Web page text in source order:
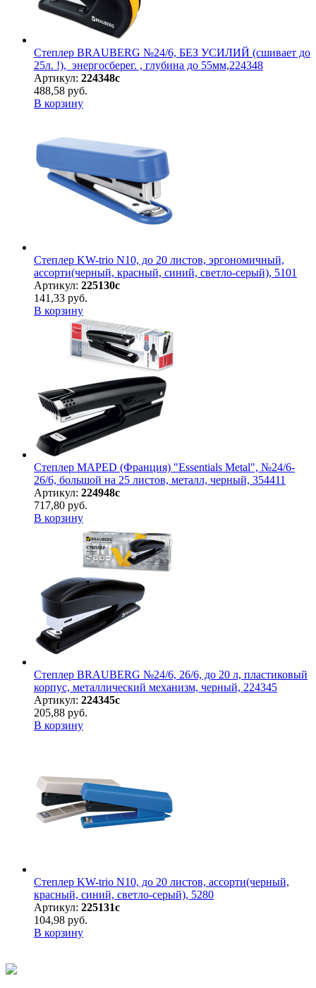
Степлер BRAUBERG №24/6, БЕЗ УСИЛИЙ (сшивает до
25л. !), энергосберег. , глубина до 55мм,224348
Артикул: 224348с
488,58 руб.
В корзину
Степлер KW-trio N10, до 20 листов, эргономичный,
ассорти(черный, красный, синий, светло-серый), 5101
Артикул: 225130с
141,33 руб.
В корзину
Степлер MAPED (Франция) "Essentials Metal", №24/6-
26/6, большой на 25 листов, металл, черный, 354411
Артикул: 224948с
717,80 руб.
В корзину
Степлер BRAUBERG №24/6, 26/6, до 20 л, пластиковый
корпус, металлический механизм, черный, 224345
Артикул: 224345с
205,88 руб.
В корзину
Степлер KW-trio N10, до 20 листов, ассорти(черный,
красный, синий, светло-серый), 5280
Артикул: 225131с
104,98 руб.
В корзину